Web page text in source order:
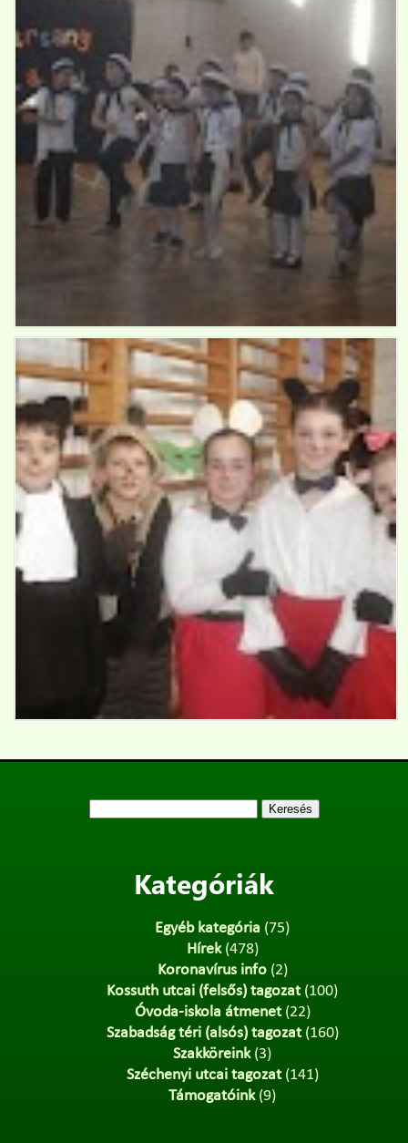
Kategóriák
Egyéb kategória (75)
Hírek(478)
Koronavírus info(2)
Kossuth utcai (felsős) tagozat(100)
Óvoda-iskola átmenet(22)
Szabadság téri (alsós) tagozat(160)
Szakköreink(3)
Széchenyi utcai tagozat(141)
Támogatóink(9)